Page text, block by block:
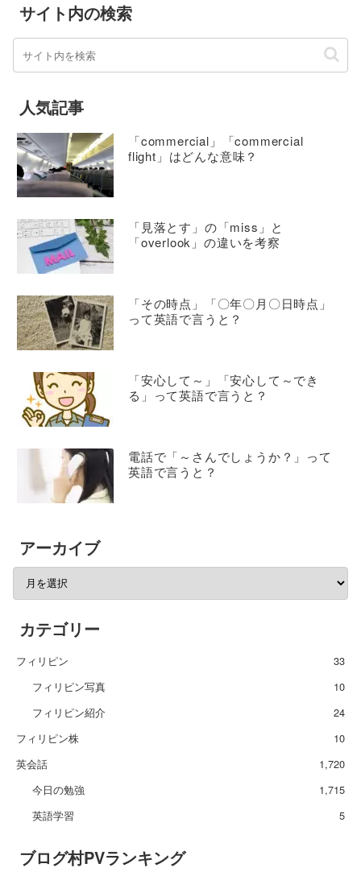
サイト内の検索
人気記事
「commercial」「commercial
flight」はどんな意味？
「見落とす」の「miss」と
「overlook」の違いを考察
「その時点」「〇年〇月〇日時点」
って英語で言うと？
「安心して～」「安心して～でき
る」って英語で言うと？
電話で「～さんでしょうか？」って
英語で言うと？
アーカイブ
カテゴリー
フィリピン
33
フィリピン写真
10
フィリピン紹介
24
フィリピン株
10
英会話
1,720
今日の勉強
1,715
英語学習
5
ブログ村PVランキング